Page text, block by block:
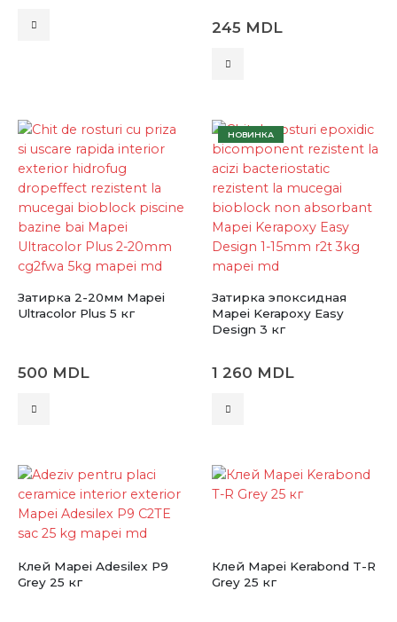
можно
выбрать
на
странице
товара.
245 MDL
вариаций.
Опции
можно
выбрать
на
странице
товара.
Затирка 2-20мм Mapei
Ultracolor Plus 5 кг
500 MDL
вариаций.
Опции
можно
выбрать
странице
НОВИНКА
Затирка эпоксидная
Mapei Kerapoxy Easy
Design 3 кг
1 260 MDL
вариаций.
Опции
странице
Клей Mapei Adesilex P9
Grey 25 кг
Клей Mapei Kerabond T-R
Grey 25 кг